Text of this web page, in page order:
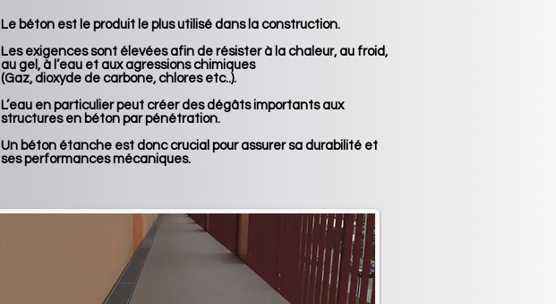
Le béton est le produit le plus utilisé dans la construction.
Les exigences sont élevées afin de résister à la chaleur, au froid,
au gel, à l’eau et aux agressions chimiques
(Gaz, dioxyde de carbone, chlores etc..).
L’eau en particulier peut créer des dégâts importants aux
structures en béton par pénétration.
Un béton étanche est donc crucial pour assurer sa durabilité et
ses performances mécaniques.